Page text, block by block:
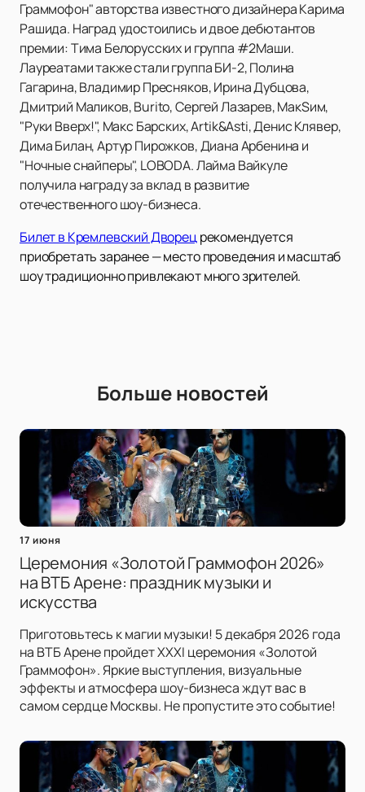
Граммофон" авторства известного дизайнера Карима
Рашида. Наград удостоились и двое дебютантов
премии: Тима Белорусских и группа #2Маши.
Лауреатами также стали группа БИ-2, Полина
Гагарина, Владимир Пресняков, Ирина Дубцова,
Дмитрий Маликов, Burito, Сергей Лазарев, МакSим,
"Руки Вверх!", Макс Барских, Artik&Asti, Денис Клявер,
Дима Билан, Артур Пирожков, Диана Арбенина и
"Ночные снайперы", LOBODA. Лайма Вайкуле
получила награду за вклад в развитие
отечественного шоу-бизнеса.
Билет в Кремлевский Дворецрекомендуется
приобретать заранее — место проведения и масштаб
шоу традиционно привлекают много зрителей.
Больше новостей
17 июня
Церемония «Золотой Граммофон 2026»
на ВТБ Арене: праздник музыки и
искусства
Приготовьтесь к магии музыки! 5 декабря 2026 года
на ВТБ Арене пройдет XXXI церемония «Золотой
Граммофон». Яркие выступления, визуальные
эффекты и атмосфера шоу-бизнеса ждут вас в
самом сердце Москвы. Не пропустите это событие!